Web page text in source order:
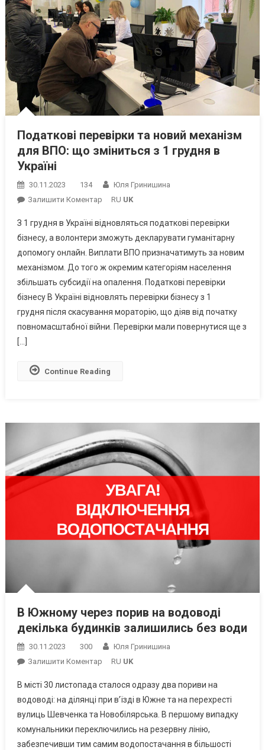
Податкові перевірки та новий механізм
для ВПО: що зміниться з 1 грудня в
Україні
30.11.2023 134
Юля Гринишина
Залишити КоментарOn
Перевірки
Та
Новий
Механізм
Для
ВПО:
Що
Зміниться
В
RU UK
З 1 грудня в Україні відновляться податкові перевірки
бізнесу, а волонтери зможуть декларувати гуманітарну
допомогу онлайн. Виплати ВПО призначатимуть за новим
механізмом. До того ж окремим категоріям населення
збільшать субсидії на опалення. Податкові перевірки
бізнесу В Україні відновлять перевірки бізнесу з 1
грудня після скасування мораторію, що діяв від початку
повномасштабної війни. Перевірки мали повернутися ще з
[…]
Continue Reading
В Южному через порив на водоводі
декілька будинків залишились без води
30.11.2023 300
Юля Гринишина
Залишити КоментарOn
Южному
Через
Порив
На
Водоводі
RU UK
В місті 30 листопада сталося одразу два пориви на
водоводі: на ділянці при в’їзді в Южне та на перехресті
вулиць Шевченка та Новобілярська. В першому випадку
комунальники переключились на резервну лінію,
забезпечивши тим самим водопостачання в більшості